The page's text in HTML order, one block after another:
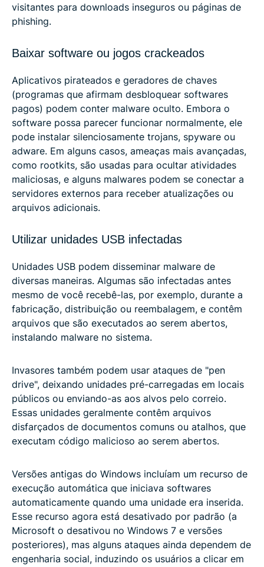
visitantes para downloads inseguros ou páginas de
phishing.
Baixar software ou jogos crackeados
Aplicativos pirateados e geradores de chaves
(programas que afirmam desbloquear softwares
pagos) podem conter malware oculto. Embora o
software possa parecer funcionar normalmente, ele
pode instalar silenciosamente trojans, spyware ou
adware. Em alguns casos, ameaças mais avançadas,
como rootkits, são usadas para ocultar atividades
maliciosas, e alguns malwares podem se conectar a
servidores externos para receber atualizações ou
arquivos adicionais.
Utilizar unidades USB infectadas
Unidades USB podem disseminar malware de
diversas maneiras. Algumas são infectadas antes
mesmo de você recebê-las, por exemplo, durante a
fabricação, distribuição ou reembalagem, e contêm
arquivos que são executados ao serem abertos,
instalando malware no sistema.
Invasores também podem usar ataques de "pen
drive", deixando unidades pré-carregadas em locais
públicos ou enviando-as aos alvos pelo correio.
Essas unidades geralmente contêm arquivos
disfarçados de documentos comuns ou atalhos, que
executam código malicioso ao serem abertos.
Versões antigas do Windows incluíam um recurso de
execução automática que iniciava softwares
automaticamente quando uma unidade era inserida.
Esse recurso agora está desativado por padrão (a
Microsoft o desativou no Windows 7 e versões
posteriores), mas alguns ataques ainda dependem de
engenharia social, induzindo os usuários a clicar em